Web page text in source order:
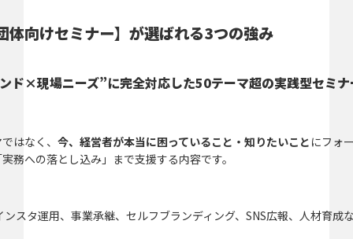
体向けセミナー】が選ばれる3つの強み
×現場ニーズ”に完全対応した50テーマ超の実践型セミナ
はなく、 今、経営者が本当に困っていること・知りたいこと にフォ
務への落とし込み」まで支援する内容です。
スタ運用、事業承継、セルフブランディング、SNS広報、人材育成